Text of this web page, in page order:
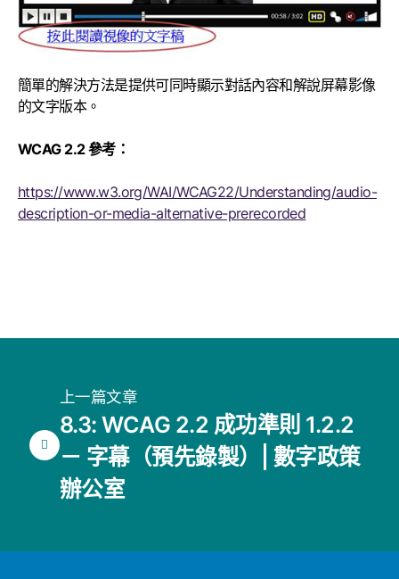
簡單的解決方法是提供可同時顯示對話內容和解說屏幕影像
的文字版本。
WCAG 2.2 參考：
https://www.w3.org/WAI/WCAG22/Understanding/audio-
description-or-media-alternative-prerecorded
上一篇文章
8.3: WCAG 2.2 成功準則 1.2.2
－ 字幕（預先錄製）| 數字政策
辦公室